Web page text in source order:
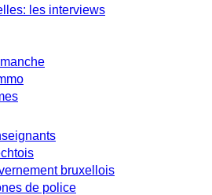
les interviews
bruxellois
de police